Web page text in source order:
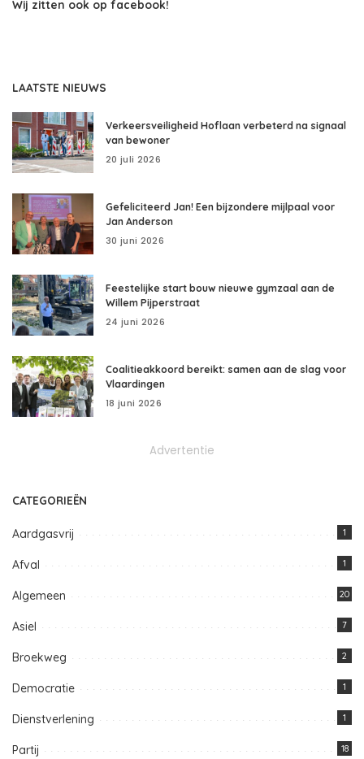
Wij zitten ook op facebook!
LAATSTE NIEUWS
Verkeersveiligheid Hoflaan verbeterd na signaal
van bewoner
20 juli 2026
Gefeliciteerd Jan! Een bijzondere mijlpaal voor
Jan Anderson
30 juni 2026
Feestelijke start bouw nieuwe gymzaal aan de
Willem Pijperstraat
24 juni 2026
Coalitieakkoord bereikt: samen aan de slag voor
Vlaardingen
18 juni 2026
Advertentie
CATEGORIEËN
Aardgasvrij 1
Afval 1
Algemeen 20
Asiel 7
Broekweg 2
Democratie 1
Dienstverlening 1
Partij 18